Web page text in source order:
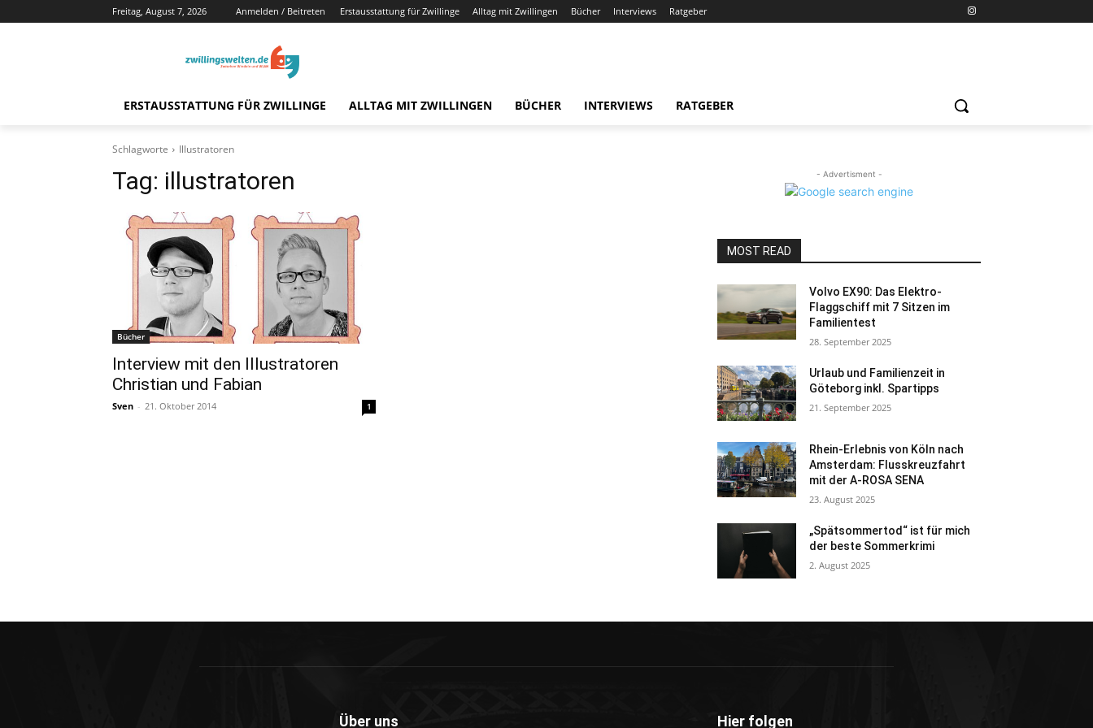
Freitag, August 7, 2026 Anmelden / Beitreten Erstausstattung für Zwillinge Alltag mit Zwillingen Bücher Interviews Ratgeber
ERSTAUSSTATTUNG FÜR ZWILLINGE ALLTAG MIT ZWILLINGEN BÜCHER INTERVIEWS RATGEBER
Schlagworte Illustratoren
Tag: illustratoren
Bücher
Interview mit den Illustratoren
Christian und Fabian
Sven - 21. Oktober 2014 1
- Advertisment -
MOST READ
Volvo EX90: Das Elektro-
Flaggschiff mit 7 Sitzen im
Familientest
28. September 2025
Urlaub und Familienzeit in
Göteborg inkl. Spartipps
21. September 2025
Rhein-Erlebnis von Köln nach
Amsterdam: Flusskreuzfahrt
mit der A-ROSA SENA
23. August 2025
„Spätsommertod“ ist für mich
der beste Sommerkrimi
2. August 2025
Über uns Hier folgen